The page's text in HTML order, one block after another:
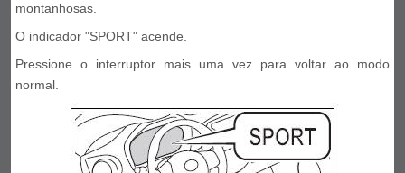
montanhosas.
O indicador "SPORT" acende.
Pressione o interruptor mais uma vez para voltar ao modo
normal.